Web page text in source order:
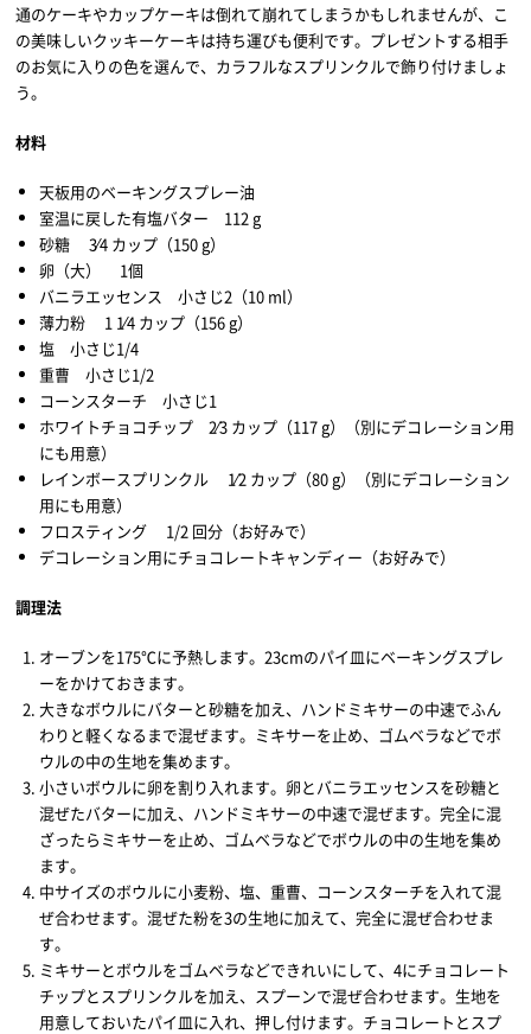
通のケーキやカップケーキは倒れて崩れてしまうかもしれませんが、こ
の美味しいクッキーケーキは持ち運びも便利です。プレゼントする相手
のお気に入りの色を選んで、カラフルなスプリンクルで飾り付けましょ
う。
材料
天板用のベーキングスプレー油
室温に戻した有塩バター 112 g
砂糖 3⁄4 カップ（150 g）
卵（大） 1個
バニラエッセンス 小さじ2（10 ml）
薄力粉 1 1⁄4 カップ（156 g）
塩 小さじ1/4
重曹 小さじ1/2
コーンスターチ 小さじ1
ホワイトチョコチップ 2⁄3 カップ（117 g）（別にデコレーション用
にも用意）
レインボースプリンクル 1⁄2 カップ（80 g）（別にデコレーション
用にも用意）
フロスティング 1/2 回分（お好みで）
デコレーション用にチョコレートキャンディー（お好みで）
調理法
オーブンを175℃に予熱します。23cmのパイ皿にベーキングスプレ
ーをかけておきます。
大きなボウルにバターと砂糖を加え、ハンドミキサーの中速でふん
わりと軽くなるまで混ぜます。ミキサーを止め、ゴムベラなどでボ
ウルの中の生地を集めます。
小さいボウルに卵を割り入れます。卵とバニラエッセンスを砂糖と
混ぜたバターに加え、ハンドミキサーの中速で混ぜます。完全に混
ざったらミキサーを止め、ゴムベラなどでボウルの中の生地を集め
ます。
中サイズのボウルに小麦粉、塩、重曹、コーンスターチを入れて混
ぜ合わせます。混ぜた粉を3の生地に加えて、完全に混ぜ合わせま
す。
ミキサーとボウルをゴムベラなどできれいにして、4にチョコレート
チップとスプリンクルを加え、スプーンで混ぜ合わせます。生地を
用意しておいたパイ皿に入れ、押し付けます。チョコレートとスプ